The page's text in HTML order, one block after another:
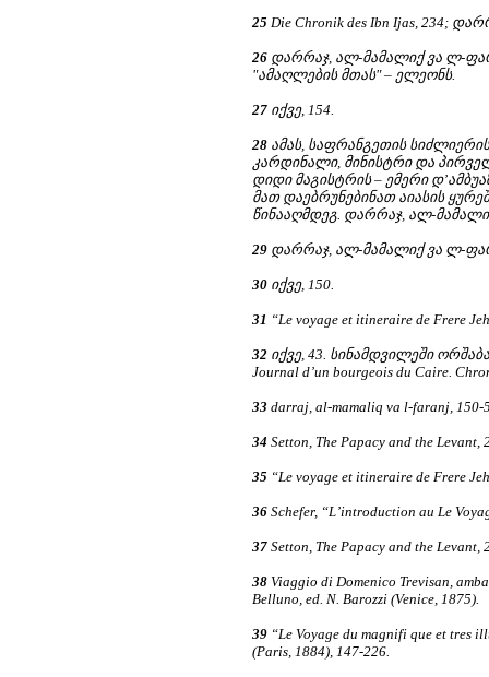
25 Die Chronik des Ibn Ijas, 234;
26 დარრაჯ, ალ-მამალიქ ვა ლ-
"ამაღლების მთას" – ელეონს.
27 იქვე, 154.
28 ამას, საფრანგეთის
კარდინალი, მინისტრი და
დიდი მაგისტრის – ემერი
მათ დაებრუნებინათ აიასის
წინააღმდეგ. დარრაჯ, ალ-
29 დარრაჯ, ალ-მამალიქ ვა ლ-
30 იქვე, 150.
31 “Le voyage et itineraire de Frere
32 იქვე, 43. სინამდვილეში
Journal d’un bourgeois du Caire.
33 darraj, al-mamaliq va l-faranj, 150-
34 Setton, The Papacy and the Levant,
35 “Le voyage et itineraire de Frere
36 Schefer, “L’introduction au Le
37 Setton, The Papacy and the Levant,
38 Viaggio di Domenico Trevisan,
Belluno, ed. N. Barozzi (Venice, 1875).
39 “Le Voyage du magnifi que et tres
(Paris, 1884), 147-226.